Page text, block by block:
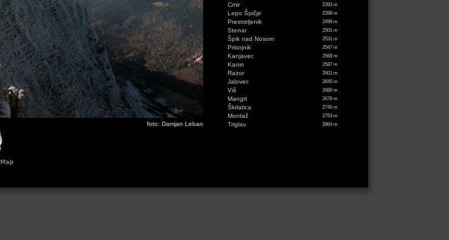
foto: Damjan Leban
Cmir 2393 m
Lepo Špičje 2398 m
Prestreljenik 2499 m
Stenar 2501 m
Špik nad Nosom 2531 m
Prisojnik 2547 m
Kanjavec 2568 m
Kanin 2587 m
Razor 2601 m
Jalovec 2645 m
Viš 2666 m
Mangrt 2679 m
Škrlatica 2740 m
Montaž 2753 m
Triglav 2864 m